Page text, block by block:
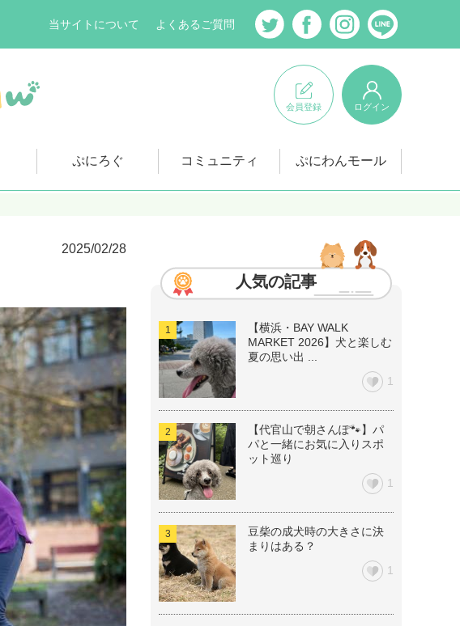
当サイトについて よくあるご質問
会員登録 ログイン
ぷにろぐ コミュニティ ぷにわんモール
2025/02/28
人気の記事
【横浜・BAY WALK
MARKET 2026】犬と楽しむ
夏の思い出 ...
1
【代官山で朝さんぽ🐾】パ
パと一緒にお気に入りスポ
ット巡り
1
豆柴の成犬時の大きさに決
まりはある？
1